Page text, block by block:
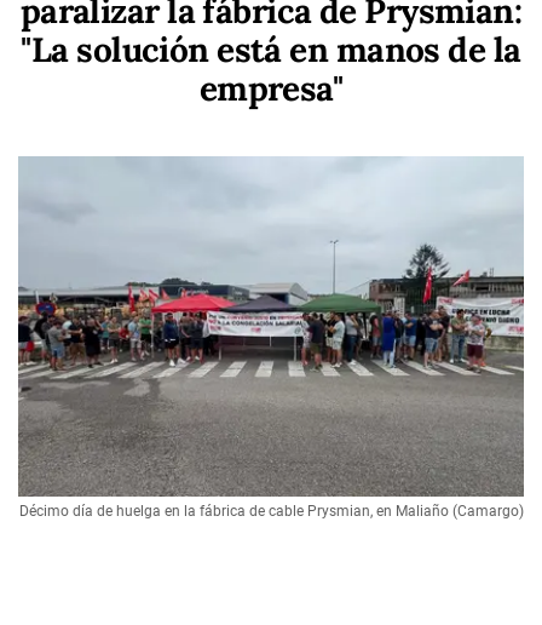
paralizar la fábrica de Prysmian:
"La solución está en manos de la
empresa"
Décimo día de huelga en la fábrica de cable Prysmian, en Maliaño (Camargo)